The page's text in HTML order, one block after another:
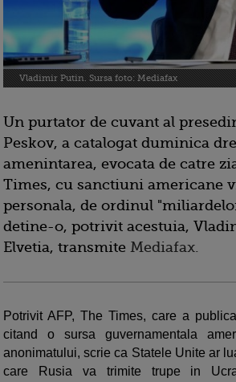
Vladimir Putin. Sursa foto: Mediafax
Un purtator de cuvant al
Peskov, a catalogat duminica
amenintarea, evocata de catre
Times, cu sanctiuni americane
personala, de ordinul
detine-o, potrivit acestuia,
Elvetia, transmite Mediafax.
Potrivit AFP, The Times, care a
citand o sursa guvernamentala
anonimatului, scrie ca Statele Unite ar
care Rusia va trimite trupe in